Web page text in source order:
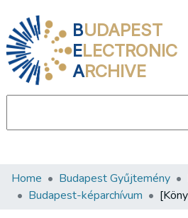
BUDAPEST
ELECTRONIC
ARCHIVE
Communities & Collections
Home Budapest Gyűjtemény
Budapest-képarchívum